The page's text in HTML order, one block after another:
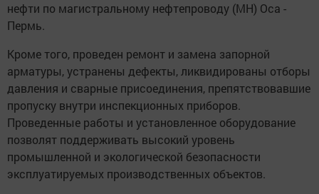
нефти по магистральному нефтепроводу (МН) Оса -
Пермь.
Кроме того, проведен ремонт и замена запорной
арматуры, устранены дефекты, ликвидированы отборы
давления и сварные присоединения, препятствовавшие
пропуску внутри инспекционных приборов.
Проведенные работы и установленное оборудование
позволят поддерживать высокий уровень
промышленной и экологической безопасности
эксплуатируемых производственных объектов.